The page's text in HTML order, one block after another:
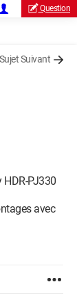
Question
Sujet Suivant
PJ330
avec